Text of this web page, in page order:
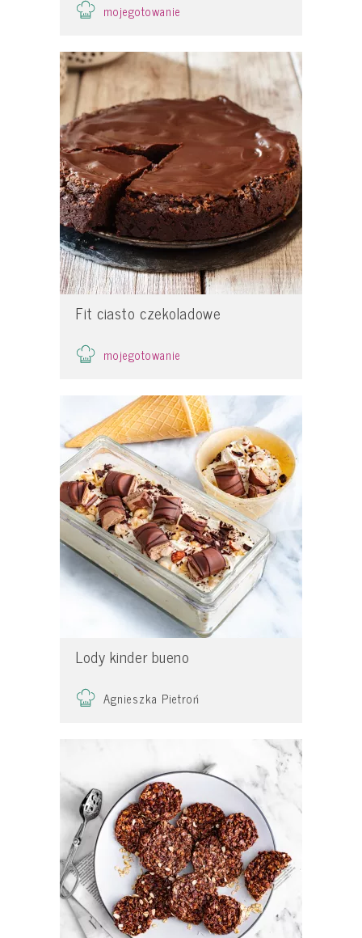
mojegotowanie
Fit ciasto czekoladowe
mojegotowanie
Lody kinder bueno
Agnieszka Pietroń